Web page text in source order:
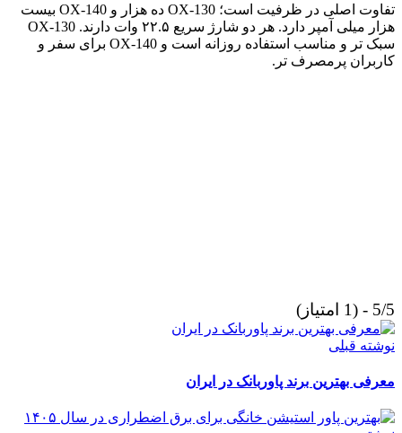
تفاوت اصلی در ظرفیت است؛ OX-130 ده هزار و OX-140 بیست
هزار میلی آمپر دارد. هر دو شارژ سریع ۲۲.۵ وات دارند. OX-130
سبک تر و مناسب استفاده روزانه است و OX-140 برای سفر و
کاربران پرمصرف تر.
5/5 - (1 امتیاز)
نوشته قبلی
معرفی بهترین برند پاوربانک در ایران